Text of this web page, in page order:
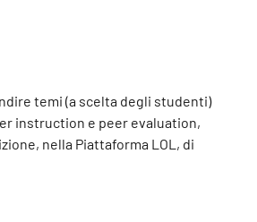
temi (a scelta degli studenti)
instruction e peer evaluation,
nella Piattaforma LOL, di